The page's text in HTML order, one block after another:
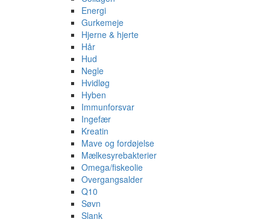
Energi
Gurkemeje
Hjerne & hjerte
Hår
Hud
Negle
Hvidløg
Hyben
Immunforsvar
Ingefær
Kreatin
Mave og fordøjelse
Mælkesyrebakterier
Omega/fiskeolie
Overgangsalder
Q10
Søvn
Slank